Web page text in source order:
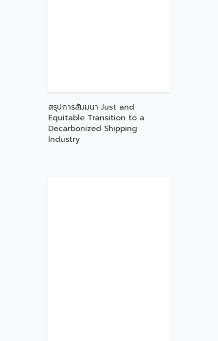
สรุปการสัมมนา Just and
Equitable Transition to a
Decarbonized Shipping
Industry